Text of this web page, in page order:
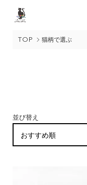
TOP 猫柄で選ぶ
並び替え